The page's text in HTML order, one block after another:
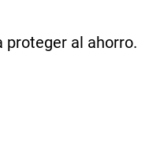
proteger al ahorro.